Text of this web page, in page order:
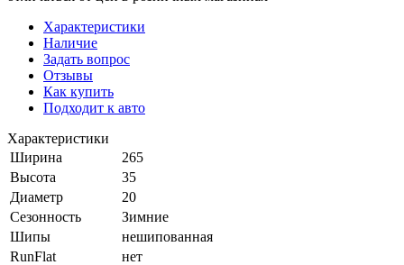
Характеристики
Наличие
Задать вопрос
Отзывы
Как купить
Подходит к авто
Характеристики
Ширина
265
Высота
35
Диаметр
20
Сезонность
Зимние
Шипы
нешипованная
RunFlat
нет